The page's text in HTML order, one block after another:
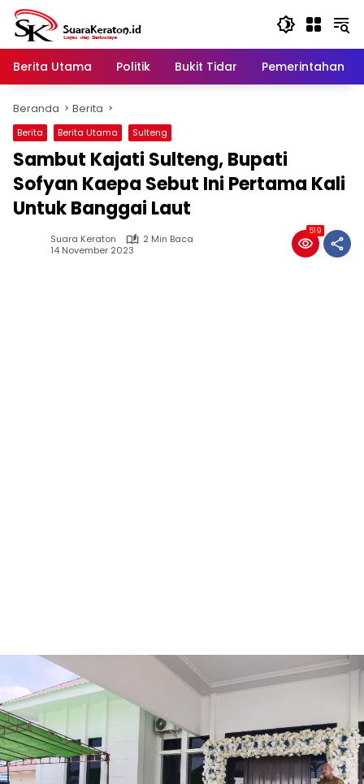
Langsung
konten
Berita Utama
Politik Bukit Tidar Pemerintahan
Beranda Berita
Berita Berita Utama Sulteng
Sambut Kajati Sulteng, Bupati
Sofyan Kaepa Sebut Ini Pertama Kali
Untuk Banggai Laut
Suara Keraton
2 Min Baca
14 November 2023
519